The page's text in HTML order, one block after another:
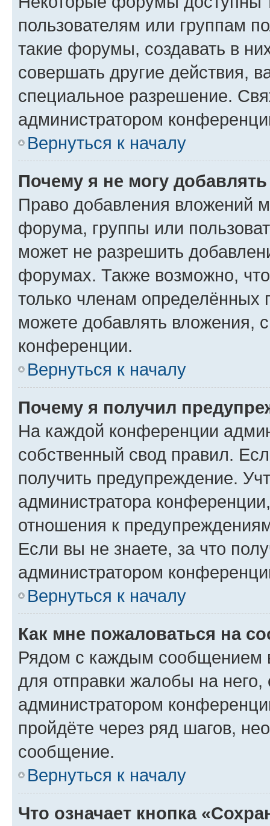
пользователям или группам
такие форумы, создавать в
совершать другие действия,
специальное разрешение.
администратором
Вернуться к началу
Почему я не могу
Право добавления вложений
форума, группы или
может не разрешить
форумах. Также возможно,
только членам определённых
можете добавлять вложения,
конференции.
Вернуться к началу
Почему я получил
На каждой конференции
собственный свод правил.
получить предупреждение.
администратора
отношения к
Если вы не знаете, за что
администратором
Вернуться к началу
Как мне пожаловаться на
Рядом с каждым сообщением
для отправки жалобы на
администратором
пройдёте через ряд шагов,
сообщение.
Вернуться к началу
Что означает кнопка